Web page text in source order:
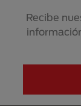
Recibe